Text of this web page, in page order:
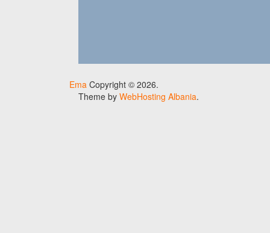
Ema Copyright © 2026.
Theme by WebHosting Albania.